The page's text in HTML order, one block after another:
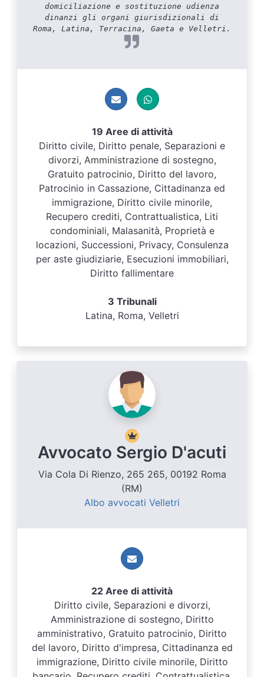
domiciliazione e sostituzione udienza
dinanzi gli organi giurisdizionali di
Roma, Latina, Terracina, Gaeta e Velletri.
19 Aree di attività
Diritto civile, Diritto penale, Separazioni e
divorzi, Amministrazione di sostegno,
Gratuito patrocinio, Diritto del lavoro,
Patrocinio in Cassazione, Cittadinanza ed
immigrazione, Diritto civile minorile,
Recupero crediti, Contrattualistica, Liti
condominiali, Malasanità, Proprietà e
locazioni, Successioni, Privacy, Consulenza
per aste giudiziarie, Esecuzioni immobiliari,
Diritto fallimentare
3 Tribunali
Latina, Roma, Velletri
Avvocato Sergio D'acuti
Via Cola Di Rienzo, 265 265, 00192 Roma
(RM)
Albo avvocati Velletri
22 Aree di attività
Diritto civile, Separazioni e divorzi,
Amministrazione di sostegno, Diritto
amministrativo, Gratuito patrocinio, Diritto
del lavoro, Diritto d'impresa, Cittadinanza ed
immigrazione, Diritto civile minorile, Diritto